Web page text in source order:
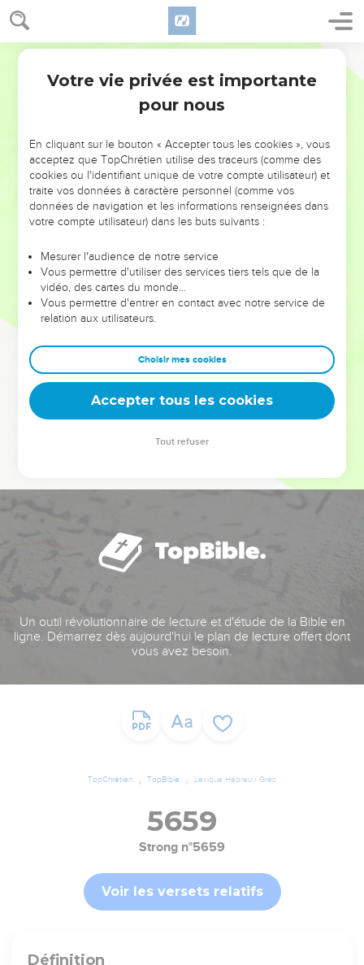
NE MANQUEZ PAS L’ÉVÉNEMENT
DE L’ANNÉE !
ET SI LEURS ERREURS POUVAIENT VOUS ÉVITER LES
VOTRES ?
leur foi ou leur vision. Mais on voit moins les doutes, les erreurs
et les saisons difficiles qu'ils ont traversés, alors même que ce
sont elles qui les ont façonnés.
Dans cette conférence, leaders, entrepreneurs, et responsables
clés pour avancer avec plus de sagesse afin que leurs erreurs
deviennent vos tremplins. Que vous guidiez un ministère, une
équipe, un groupe ou une famille, leur expérience est faite
Un outil révolutionnaire de lecture et d'étude de la Bible en
ligne. Démarrez dès aujourd'hui le plan de lecture offert dont
vous avez besoin.
TopChrétien TopBible Lexique Hébreu / Grec
5659
Strong n°5659
Voir les versets relatifs
Définition
Votre vie privée est importante
pour nous
En cliquant sur le bouton « Accepter tous les cookies », vous
acceptez que TopChrétien utilise des traceurs (comme des
cookies ou l'identifiant unique de votre compte utilisateur) et
traite vos données à caractère personnel (comme vos
données de navigation et les informations renseignées dans
votre compte utilisateur) dans les buts suivants :
Mesurer l'audience de notre service
Vous permettre d'utiliser des services tiers tels que de la
vidéo, des cartes du monde…
Vous permettre d'entrer en contact avec notre service de
relation aux utilisateurs.
Choisir mes cookies
Accepter tous les cookies
Tout refuser